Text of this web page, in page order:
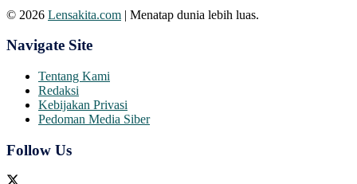
© 2026 Lensakita.com | Menatap dunia lebih luas.
Navigate Site
Tentang Kami
Redaksi
Kebijakan Privasi
Pedoman Media Siber
Follow Us